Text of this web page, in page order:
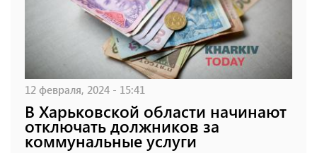
12 февраля, 2024 - 15:41
В Харьковской области начинают
отключать должников за
коммунальные услуги